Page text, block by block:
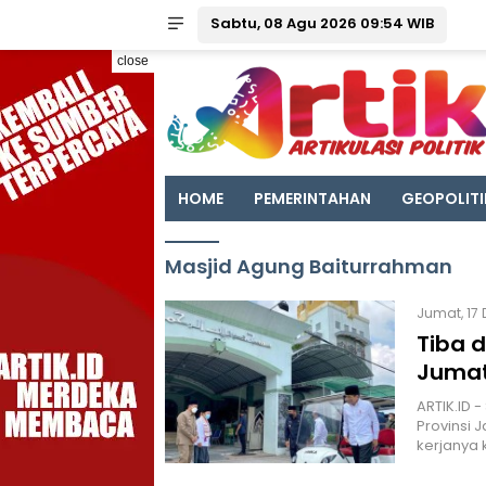
Sabtu, 08 Agu 2026 09:54 WIB
close
HOME PEMERINTAHAN
Masjid Agung Baiturrahman
Jumat, 17
Tiba
Provinsi
kerjanya